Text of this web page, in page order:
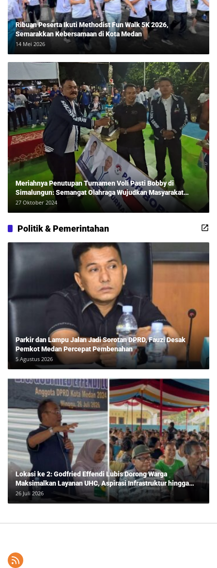
Ribuan Peserta Ikuti Methodist Fun Walk 5K 2026,
Semarakkan Kebersamaan di Kota Medan
14 Mei 2026
Meriahnya Penutupan Turnamen Voli Pasti Bobby di
Simalungun: Semangat Olahraga Wujudkan Masyarakat
Sehat Bersama Erwan Rozadi dan Ribuan Penonton!
27 Oktober 2024
Politik & Pemerintahan
Parkir dan Lampu Jalan Jadi Sorotan DPRD, Fauzi Desak
Pemkot Medan Percepat Pembenahan
5 Agustus 2026
Lokasi ke 2: Godfried Effendi Lubis Dorong Warga
Maksimalkan Layanan UHC, Aspirasi Infrastruktur hingga
Pendidikan Mengemuka dalam Reses Medan Amplas
26 Juli 2026